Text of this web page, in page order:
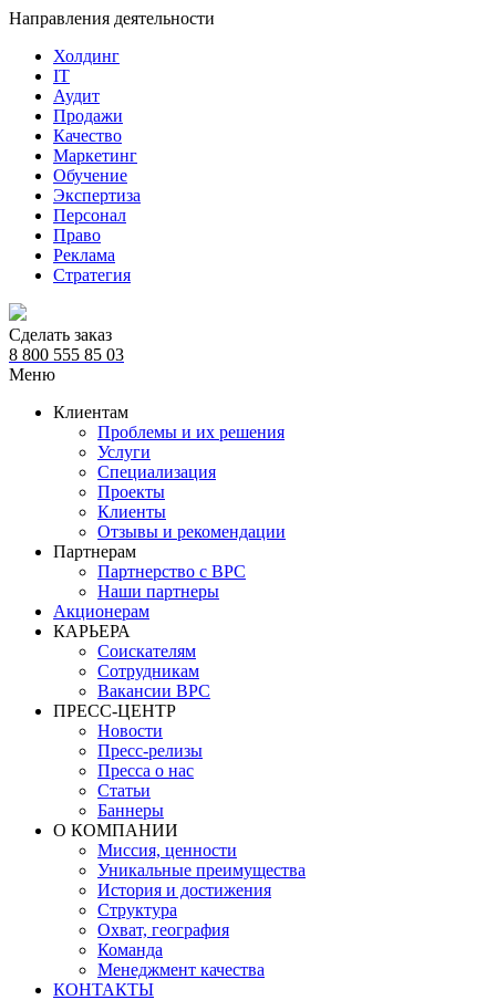
Направления деятельности
Холдинг
IT
Аудит
Продажи
Качество
Маркетинг
Обучение
Экспертиза
Персонал
Право
Реклама
Стратегия
Сделать заказ
8 800 555 85 03
Меню
Клиентам
Проблемы и их решения
Услуги
Специализация
Проекты
Клиенты
Отзывы и рекомендации
Партнерам
Партнерство с BPC
Наши партнеры
Акционерам
КАРЬЕРА
Соискателям
Сотрудникам
Вакансии BPC
ПРЕСС-ЦЕНТР
Новости
Пресс-релизы
Пресса о нас
Статьи
Баннеры
О КОМПАНИИ
Миссия, ценности
Уникальные преимущества
История и достижения
Структура
Охват, география
Команда
Менеджмент качества
КОНТАКТЫ